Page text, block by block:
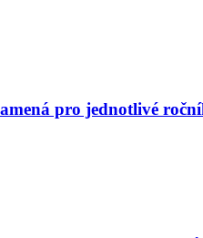
pro jednotlivé